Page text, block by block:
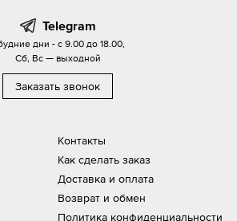
Контакты
Как сделать заказ
Доставка и оплата
Возврат и обмен
Политика конфиденциальности
Telegram
дни - с 9.00 до 18.00,
Сб, Вс — выходной
Заказать звонок